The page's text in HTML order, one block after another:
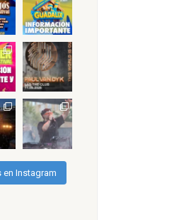
en Instagram